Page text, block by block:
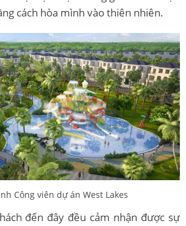
cách hòa mình vào thiên nhiên.
Công viên dự án West Lakes
đến đây đều cảm nhận được sự